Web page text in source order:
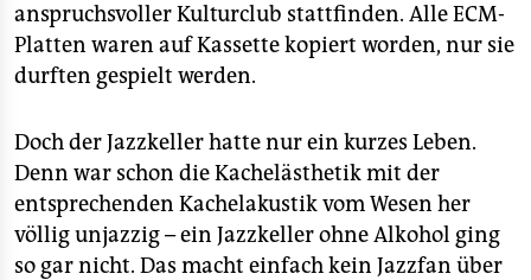
anspruchsvoller Kulturclub stattfinden. Alle ECM-
Platten waren auf Kassette kopiert worden, nur sie
durften gespielt werden.
Doch der Jazzkeller hatte nur ein kurzes Leben.
Denn war schon die Kachelästhetik mit der
entsprechenden Kachelakustik vom Wesen her
völlig unjazzig – ein Jazzkeller ohne Alkohol ging
so gar nicht. Das macht einfach kein Jazzfan über